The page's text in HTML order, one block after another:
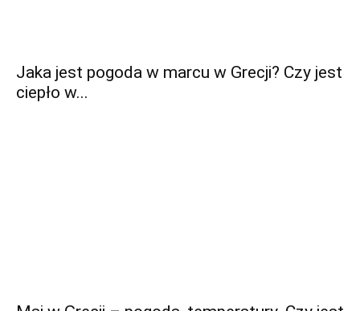
Jaka jest pogoda w marcu w Grecji? Czy jest
ciepło w...